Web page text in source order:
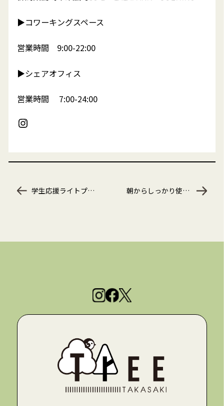
▶︎コワーキングスペース
営業時間 9:00-22:00
▶︎シェアオフィス
営業時間 7:00-24:00
Instagram
学生応援ライトプランでちょうどいい勉強習慣（実はこんなにお得なんです♪） 朝からしっかり使える【学生応援フルプラン】